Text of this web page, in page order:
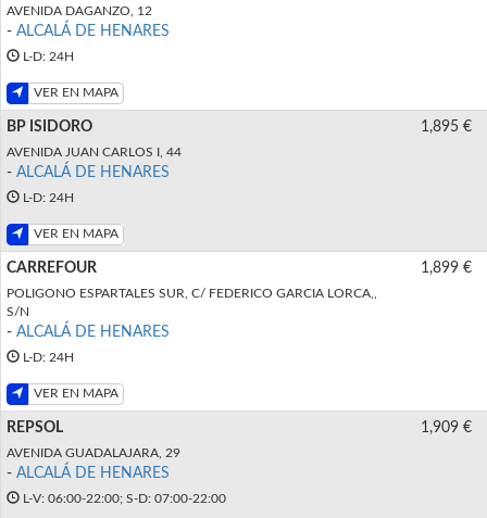
AVENIDA DAGANZO, 12
- ALCALÁ DE HENARES
L-D: 24H
VER EN MAPA
BP ISIDORO
AVENIDA JUAN CARLOS I, 44
- ALCALÁ DE HENARES
L-D: 24H
VER EN MAPA
1,895 €
CARREFOUR
POLIGONO ESPARTALES SUR, C/ FEDERICO GARCIA LORCA,,
S/N
- ALCALÁ DE HENARES
L-D: 24H
VER EN MAPA
1,899 €
REPSOL
AVENIDA GUADALAJARA, 29
- ALCALÁ DE HENARES
L-V: 06:00-22:00; S-D: 07:00-22:00
1,909 €